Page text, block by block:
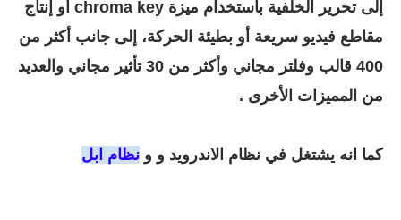
إلى تحرير الخلفية باستخدام ميزة chroma key أو إنتاج
مقاطع فيديو سريعة أو بطيئة الحركة، إلى جانب أكثر من
400 قالب وفلتر مجاني وأكثر من 30 تأثير مجاني والعديد
من المميزات الأخرى .
كما انه يشتغل في نظام الاندرويد و و نظام ابل